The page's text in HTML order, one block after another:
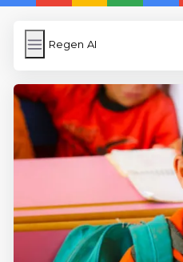
Regen AI
Regen AI
Subir Imagen
Wordpress Cache
5 Günde İngilizce
İngilizce